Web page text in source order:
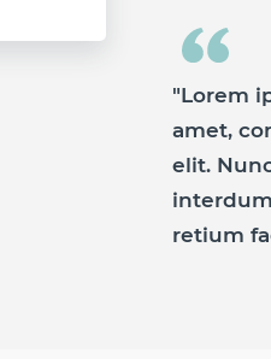
"Lorem
amet,
elit.
retium